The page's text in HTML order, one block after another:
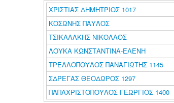
ΧΡΙΣΤΙΑΣ ΔΗΜΗΤΡΙΟΣ 1017
ΚΟΣΩΝΗΣ ΠΑΥΛΟΣ
ΤΣΙΚΑΛΑΚΗΣ ΝΙΚΟΛΑΟΣ
ΛΟΥΚΑ ΚΩΝΣΤΑΝΤΙΝΑ-ΕΛΕΝΗ
ΤΡΕΛΛΟΠΟΥΛΟΣ ΠΑΝΑΓΙΩΤΗΣ 1145
ΣΔΡΕΓΑΣ ΘΕΟΔΩΡΟΣ 1297
ΠΑΠΑΧΡΙΣΤΟΠΟΥΛΟΣ ΓΕΩΡΓΙΟΣ 1400